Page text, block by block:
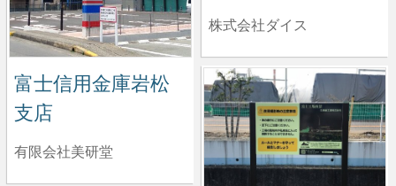
株式会社ダイス
富士信用金庫岩松
支店
有限会社美研堂